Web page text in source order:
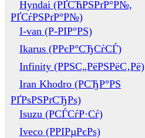
Hyndai (РҐСЋРЅРґР°Р№,
РҐСѓРЅРґР°Р№)
I-van (Р-РІР°РЅ)
Ikarus (РРєР°СЂСѓСЃ)
Infinity (РРЅС„РёРЅРёС‚Рё)
Iran Khodro (РСЂР°РЅ
РҐРѕРЅРґСЂРѕ)
Isuzu (РСЃСѓР·Сѓ)
Iveco (РРІРµРєРѕ)